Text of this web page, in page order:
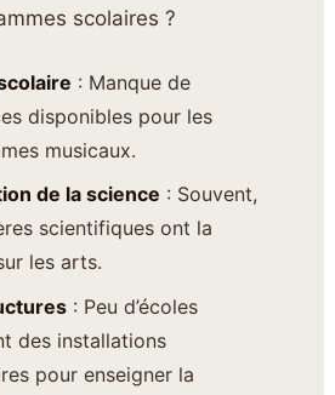
scolaires ?
: Manque de
disponibles pour les
musicaux.
de la science : Souvent,
scientifiques ont la
les arts.
: Peu d’écoles
des installations
pour enseigner la